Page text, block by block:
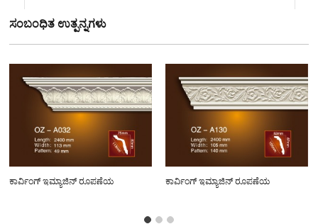
ಸಂಬಂಧಿತ ಉತ್ಪನ್ನಗಳು
ಕಾರ್ವಿಂಗ್ ಇಮ್ಯಾಜಿನ್ ರೂಪಣೆಯ
ಕಾರ್ವಿಂಗ್ ಇಮ್ಯಾಜಿನ್ ರೂಪಣೆಯ